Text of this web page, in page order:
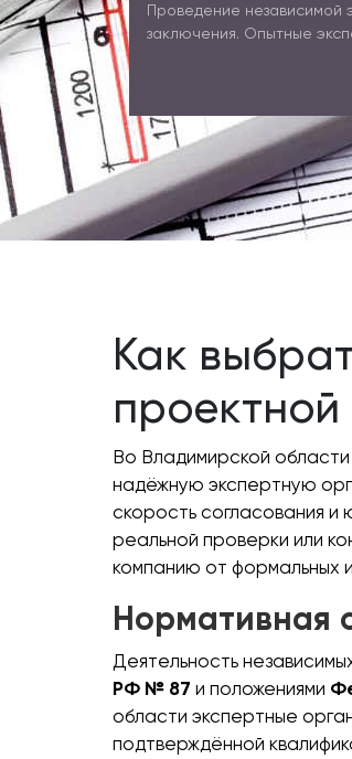
Проведение независимой
заключения. Опытные
Как
Во Владимирской области
надёжную экспертную
скорость согласования
реальной проверки или
компанию от формальных
Нормативная
Деятельность
РФ № 87 и положениями
области экспертные
подтверждённой